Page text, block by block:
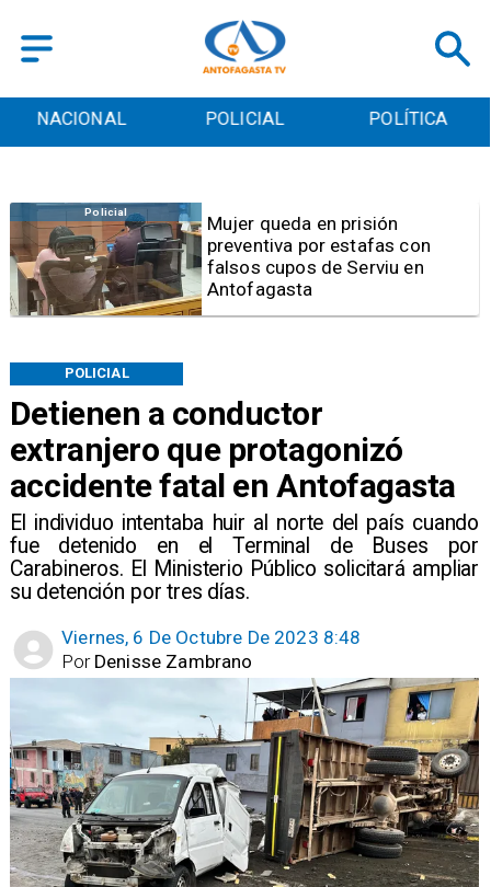
POLICIAL POLÍTICA CULTURA
Detienen a conductor
extranjero que protagonizó
accidente fatal en Antofagasta
El individuo intentaba huir al norte del país cuando
fue detenido en el Terminal de Buses por
Carabineros. El Ministerio Público solicitará ampliar
su detención por tres días.
POLICIAL
Viernes, 6 De Octubre De 2023 8:48
Denisse Zambrano
Por
Videos
Video | Choferes del
TransAntofagasta piden
sistema mixto de pago